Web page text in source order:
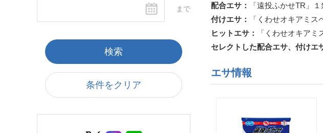
条件をクリア
配合エサ：
「遠投ふかせTR」
付けエサ：
「くわせオキアミス
ヒットエサ：
「くわせオキアミ
セレクトした配合エサ、付けエ
エサ情報